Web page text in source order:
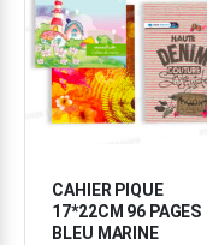
CAHIER PIQUE
17*22CM 96 PAGES
BLEU MARINE